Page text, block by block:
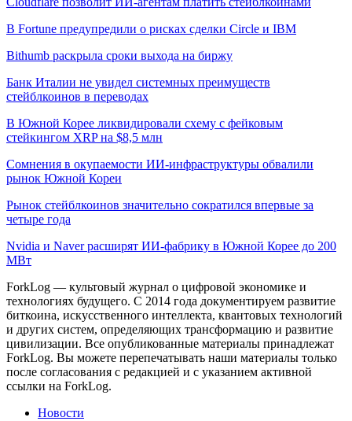
В Fortune предупредили о рисках сделки Circle и IBM
Bithumb раскрыла сроки выхода на биржу
Банк Италии не увидел системных преимуществ
стейблкоинов в переводах
В Южной Корее ликвидировали схему с фейковым
стейкингом XRP на $8,5 млн
Сомнения в окупаемости ИИ-инфраструктуры обвалили
рынок Южной Кореи
Рынок стейблкоинов значительно сократился впервые за
четыре года
Nvidia и Naver расширят ИИ-фабрику в Южной Корее до 200
МВт
ForkLog — культовый журнал о цифровой экономике и
технологиях будущего. С 2014 года документируем развитие
биткоина, искусственного интеллекта, квантовых технологий
и других систем, определяющих трансформацию и развитие
цивилизации. Все опубликованные материалы принадлежат
ForkLog. Вы можете перепечатывать наши материалы только
после согласования с редакцией и с указанием активной
ссылки на ForkLog.
Новости